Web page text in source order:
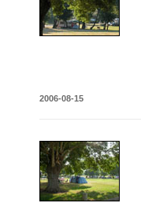
2006-08-15